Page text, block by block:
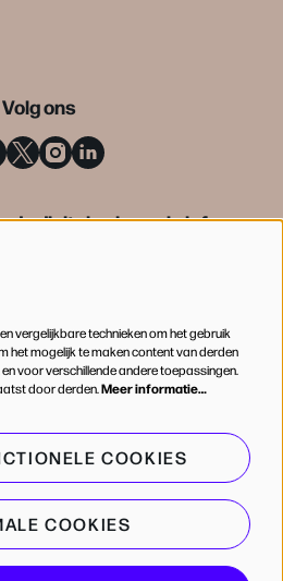
Volg ons
de digitale nieuwsbrief
vergelijkbare technieken om het gebruik
het mogelijk te maken content van derden
voor verschillende andere toepassingen.
door derden.Meer informatie…
COOKIES
COOKIES